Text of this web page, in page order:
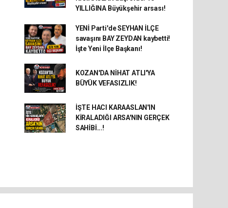
YILLIĞINA Büyükşehir arsası!
YENİ Parti'de SEYHAN İLÇE
savaşını BAY ZEYDAN kaybetti!
İşte Yeni İlçe Başkanı!
KOZAN'DA NİHAT ATLI'YA
BÜYÜK VEFASIZLIK!
İŞTE HACI KARAASLAN'IN
KİRALADIĞI ARSA'NIN GERÇEK
SAHİBİ...!